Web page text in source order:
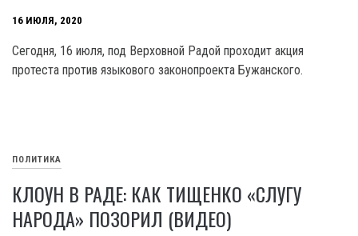
16 ИЮЛЯ, 2020
Сегодня, 16 июля, под Верховной Радой проходит акция
протеста против языкового законопроекта Бужанского.
ПОЛИТИКА
КЛОУН В РАДЕ: КАК ТИЩЕНКО «СЛУГУ
НАРОДА» ПОЗОРИЛ (ВИДЕО)